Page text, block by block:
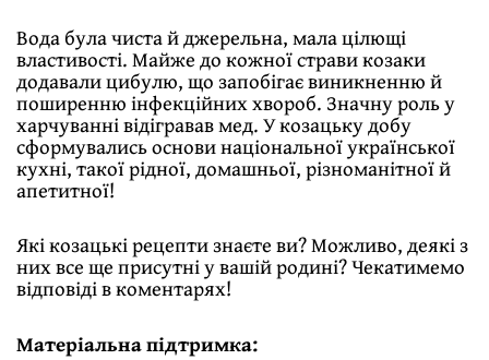
Вода була чиста й джерельна, мала цілющі
властивості. Майже до кожної страви козаки
додавали цибулю, що запобігає виникненню й
поширенню інфекційних хвороб. Значну роль у
харчуванні відігравав мед. У козацьку добу
сформувались основи національної української
кухні, такої рідної, домашньої, різноманітної й
апетитної!
Які козацькі рецепти знаєте ви? Можливо, деякі з
них все ще присутні у вашій родині? Чекатимемо
відповіді в коментарях!
Матеріальна підтримка: